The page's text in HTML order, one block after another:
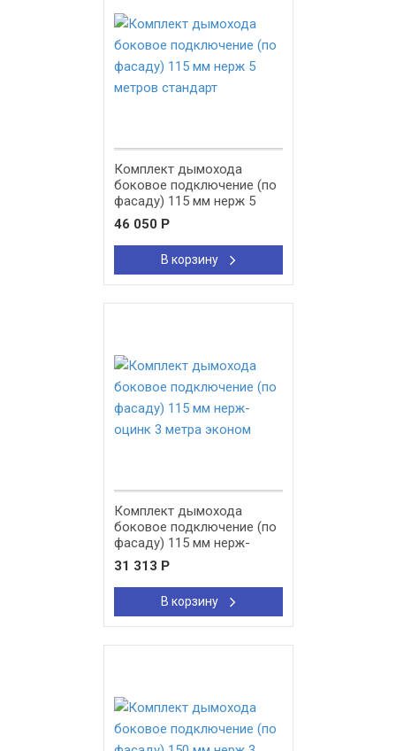
Комплект дымохода
боковое подключение (по
фасаду) 115 мм нерж 5
метров стандарт
46 050 Р
В корзину
Комплект дымохода
боковое подключение (по
фасаду) 115 мм нерж-
оцинк 3 метра эконом
31 313 Р
В корзину